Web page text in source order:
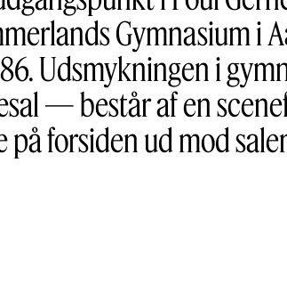
Gymnasium i
Udsmykningen i
— består af en
forsiden ud mod